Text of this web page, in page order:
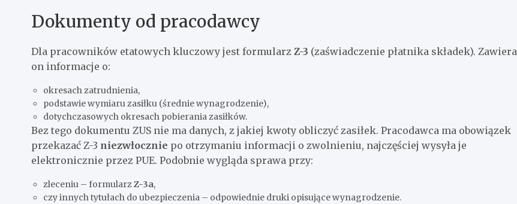
Dokumenty od pracodawcy
Dla pracowników etatowych kluczowy jest formularz Z-3 (zaświadczenie płatnika składek). Zawiera
on informacje o:
okresach zatrudnienia,
podstawie wymiaru zasiłku (średnie wynagrodzenie),
dotychczasowych okresach pobierania zasiłków.
Bez tego dokumentu ZUS nie ma danych, z jakiej kwoty obliczyć zasiłek. Pracodawca ma obowiązek
przekazać Z-3 niezwłocznie po otrzymaniu informacji o zwolnieniu, najczęściej wysyła je
elektronicznie przez PUE. Podobnie wygląda sprawa przy:
zleceniu – formularzZ-3a,
czy innych tytułach do ubezpieczenia – odpowiednie druki opisujące wynagrodzenie.